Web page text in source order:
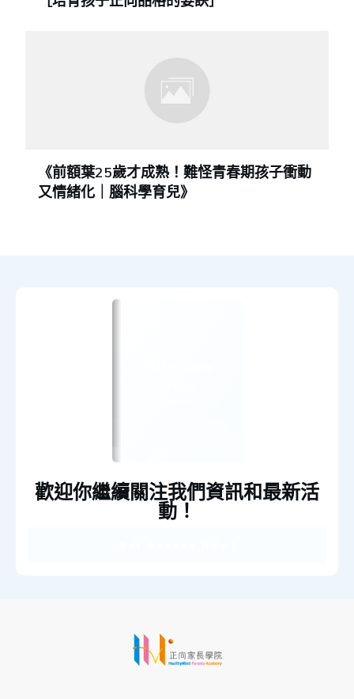
《前額葉25歲才成熟！難怪青春期孩子衝動
又情緒化｜腦科學育兒》
歡迎你繼續關注我們資訊和最新活
動！